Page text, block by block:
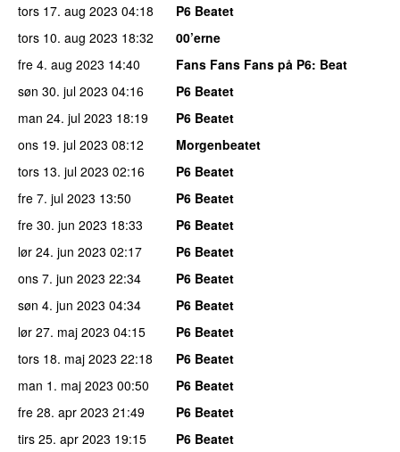
tors 17. aug 2023 04:18
P6 Beatet
tors 10. aug 2023 18:32
00’erne
fre 4. aug 2023 14:40 Fans Fans Fans på P6: Beat
søn 30. jul 2023 04:16
P6 Beatet
man 24. jul 2023 18:19
P6 Beatet
ons 19. jul 2023 08:12
Morgenbeatet
tors 13. jul 2023 02:16
P6 Beatet
fre 7. jul 2023 13:50
P6 Beatet
fre 30. jun 2023 18:33
P6 Beatet
lør 24. jun 2023 02:17
P6 Beatet
ons 7. jun 2023 22:34
P6 Beatet
søn 4. jun 2023 04:34
P6 Beatet
lør 27. maj 2023 04:15
P6 Beatet
tors 18. maj 2023 22:18
P6 Beatet
man 1. maj 2023 00:50
P6 Beatet
fre 28. apr 2023 21:49
P6 Beatet
tirs 25. apr 2023 19:15
P6 Beatet